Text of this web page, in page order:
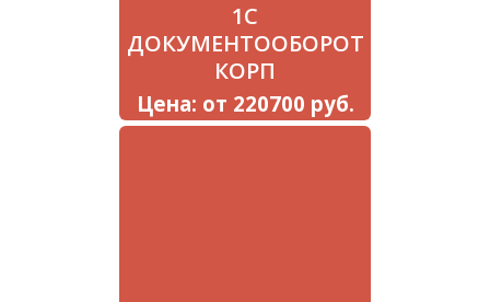
1С
ДОКУМЕНТООБОРОТ
КОРП
Цена: от 220700 руб.